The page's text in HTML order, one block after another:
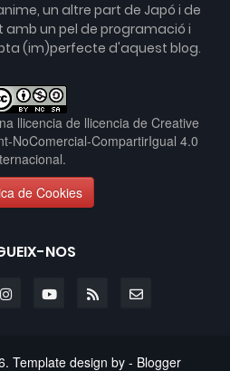
un altre part de Japó i de
un pel de programació i
(im)perfecte d'aquest blog.
llicencia de llicencia de Creative
NoComercial-CompartirIgual 4.0
.
de Cookies
NOS
. Template design by - Blogger